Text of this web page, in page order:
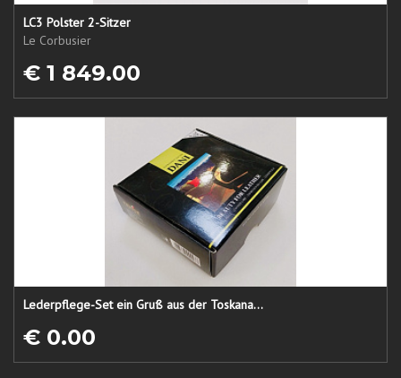
LC3 Polster 2-Sitzer
Le Corbusier
€ 1 849.00
Lederpflege-Set ein Gruß aus der Toskana...
€ 0.00